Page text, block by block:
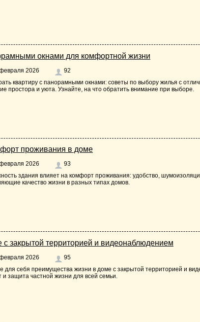
окнами для комфортной жизни
2026
92
квартиру с панорамными окнами: советы по выбору жилья с
простора и уюта. Узнайте, на что обратить внимание при выборе.
проживания в доме
2026
93
здания влияет на комфорт проживания: удобство,
качество жизни в разных типах домов.
закрытой территорией и видеонаблюдением
2026
95
для себя преимущества жизни в доме с закрытой территорией и
и защита частной жизни для всей семьи.